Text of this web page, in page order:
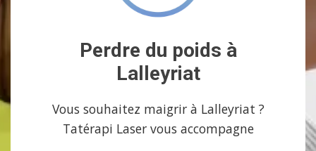
Perdre du poids à
Lalleyriat
Vous souhaitez maigrir à Lalleyriat ?
Tatérapi Laser vous accompagne